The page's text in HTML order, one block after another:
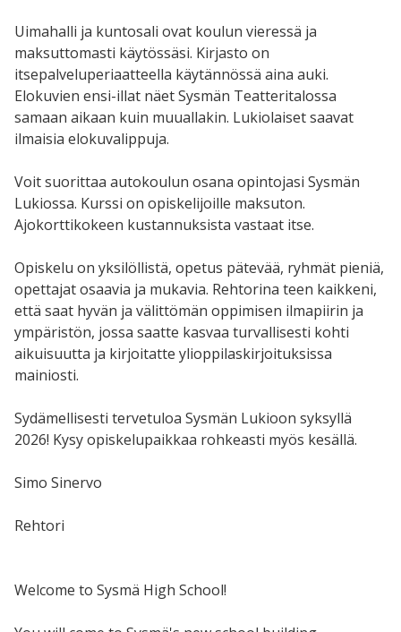
Uimahalli ja kuntosali ovat koulun vieressä ja
maksuttomasti käytössäsi. Kirjasto on
itsepalveluperiaatteella käytännössä aina auki.
Elokuvien ensi-illat näet Sysmän Teatteritalossa
samaan aikaan kuin muuallakin. Lukiolaiset saavat
ilmaisia elokuvalippuja.
Voit suorittaa autokoulun osana opintojasi Sysmän
Lukiossa. Kurssi on opiskelijoille maksuton.
Ajokorttikokeen kustannuksista vastaat itse.
Opiskelu on yksilöllistä, opetus pätevää, ryhmät pieniä,
opettajat osaavia ja mukavia. Rehtorina teen kaikkeni,
että saat hyvän ja välittömän oppimisen ilmapiirin ja
ympäristön, jossa saatte kasvaa turvallisesti kohti
aikuisuutta ja kirjoitatte ylioppilaskirjoituksissa
mainiosti.
Sydämellisesti tervetuloa Sysmän Lukioon syksyllä
2026! Kysy opiskelupaikkaa rohkeasti myös kesällä.
Simo Sinervo
Rehtori
Welcome to Sysmä High School!